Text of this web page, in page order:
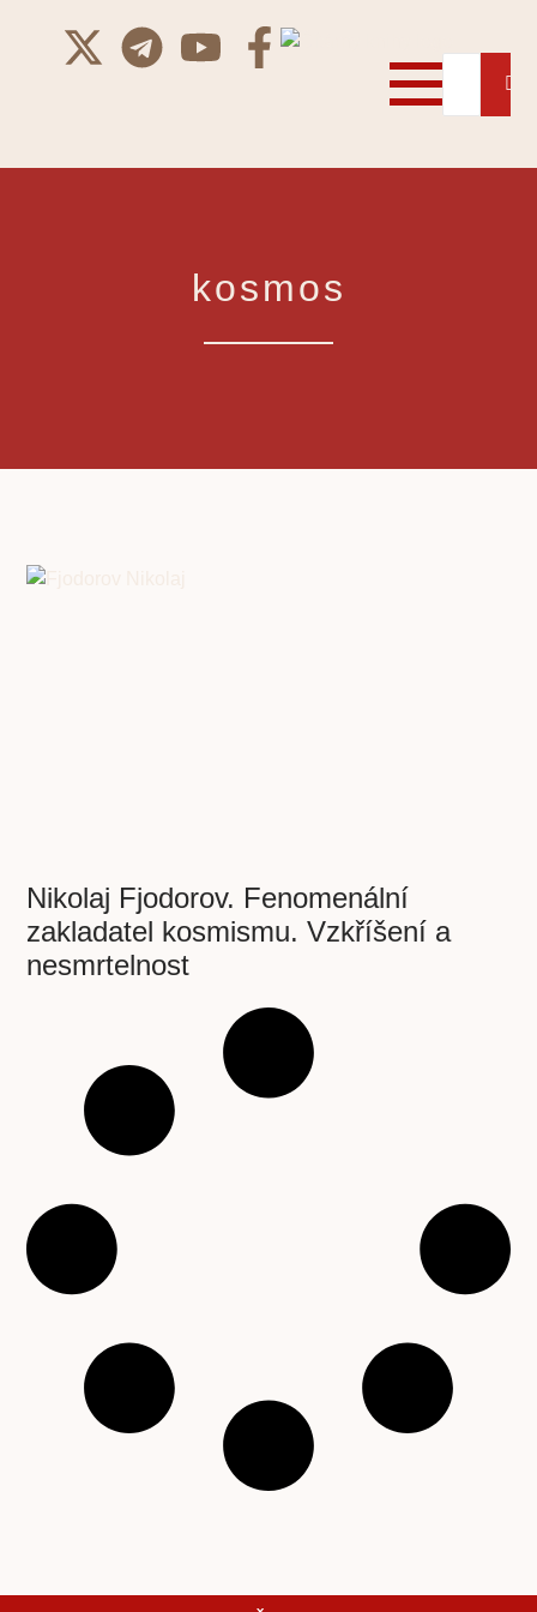
kosmos
Nikolaj Fjodorov. Fenomenální
zakladatel kosmismu. Vzkříšení a
nesmrtelnost